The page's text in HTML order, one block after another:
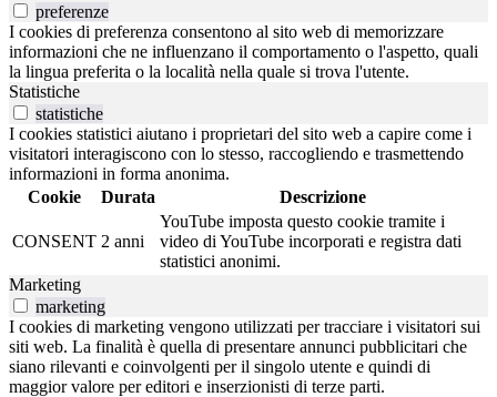
preferenze
I cookies di preferenza consentono al sito web di memorizzare
informazioni che ne influenzano il comportamento o l'aspetto, quali
la lingua preferita o la località nella quale si trova l'utente.
Statistiche
statistiche
I cookies statistici aiutano i proprietari del sito web a capire come i
visitatori interagiscono con lo stesso, raccogliendo e trasmettendo
informazioni in forma anonima.
Cookie
Durata Descrizione
CONSENT 2 anni
YouTube imposta questo cookie tramite i
video di YouTube incorporati e registra dati
statistici anonimi.
Marketing
marketing
I cookies di marketing vengono utilizzati per tracciare i visitatori sui
siti web. La finalità è quella di presentare annunci pubblicitari che
siano rilevanti e coinvolgenti per il singolo utente e quindi di
maggior valore per editori e inserzionisti di terze parti.